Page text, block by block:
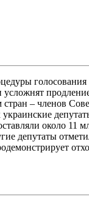
усложнят
– членов
около 11
депутаты